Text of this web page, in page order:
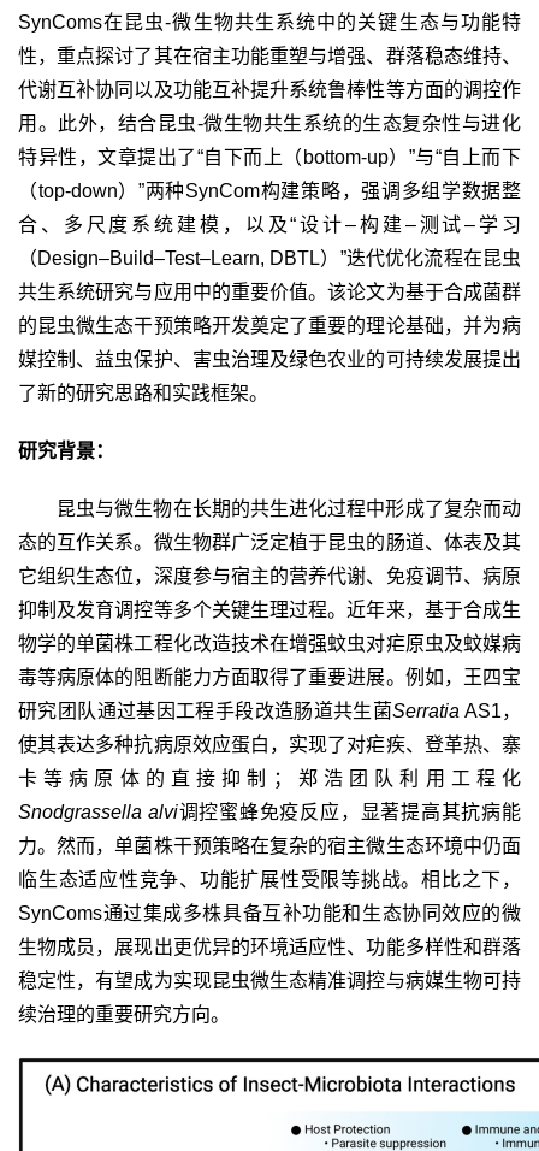
SynComs在昆虫-微生物共生系统中的关键生态与功能特
性，重点探讨了其在宿主功能重塑与增强、群落稳态维持、
代谢互补协同以及功能互补提升系统鲁棒性等方面的调控作
用。此外，结合昆虫-微生物共生系统的生态复杂性与进化
特异性，文章提出了“自下而上（ bottom-up）”与“自上而下
（top-down）”两种SynCom构建策略，强调多组学数据整
合、多尺度系统建模，以及“设计–构建–测试–学习
（Design–Build–Test–Learn, DBTL）”迭代优化流程在昆虫
共生系统研究与应用中的重要价值。该论文为基于合成菌群
的昆虫微生态干预策略开发奠定了重要的理论基础，并为病
媒控制、益虫保护、害虫治理及绿色农业的可持续发展提出
了新的研究思路和实践框架。
研究背景：
昆虫与微生物在长期的共生进化过程中形成了复杂而动
态的互作关系。微生物群广泛定植于昆虫的肠道、体表及其
它组织生态位，深度参与宿主的营养代谢、免疫调节、病原
抑制及发育调控等多个关键生理过程。近年来，基于合成生
物学的单菌株工程化改造技术在增强蚊虫对疟原虫及蚊媒病
毒等病原体的阻断能力方面取得了重要进展。例如，王四宝
研究团队通过基因工程手段改造肠道共生菌Serratia AS1，
使其表达多种抗病原效应蛋白，实现了对疟疾、登革热、寨
卡等病原体的直接抑制；郑浩团队利用工程化
Snodgrassella alvi调控蜜蜂免疫反应，显著提高其抗病能
力。然而，单菌株干预策略在复杂的宿主微生态环境中仍面
临生态适应性竞争、功能扩展性受限等挑战。相比之下，
SynComs通过集成多株具备互补功能和生态协同效应的微
生物成员，展现出更优异的环境适应性、功能多样性和群落
稳定性，有望成为实现昆虫微生态精准调控与病媒生物可持
续治理的重要研究方向。